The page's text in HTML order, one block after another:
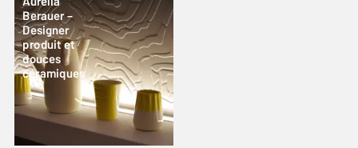
Berauer –
Designer
produit et
douces
céramiques